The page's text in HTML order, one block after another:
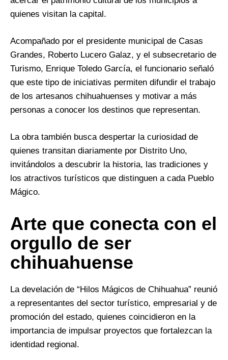
quienes visitan la capital.
Acompañado por el presidente municipal de Casas
Grandes, Roberto Lucero Galaz, y el subsecretario de
Turismo, Enrique Toledo García, el funcionario señaló
que este tipo de iniciativas permiten difundir el trabajo
de los artesanos chihuahuenses y motivar a más
personas a conocer los destinos que representan.
La obra también busca despertar la curiosidad de
quienes transitan diariamente por Distrito Uno,
invitándolos a descubrir la historia, las tradiciones y
los atractivos turísticos que distinguen a cada Pueblo
Mágico.
Arte que conecta con el
orgullo de ser
chihuahuense
La develación de “Hilos Mágicos de Chihuahua” reunió
a representantes del sector turístico, empresarial y de
promoción del estado, quienes coincidieron en la
importancia de impulsar proyectos que fortalezcan la
identidad regional.